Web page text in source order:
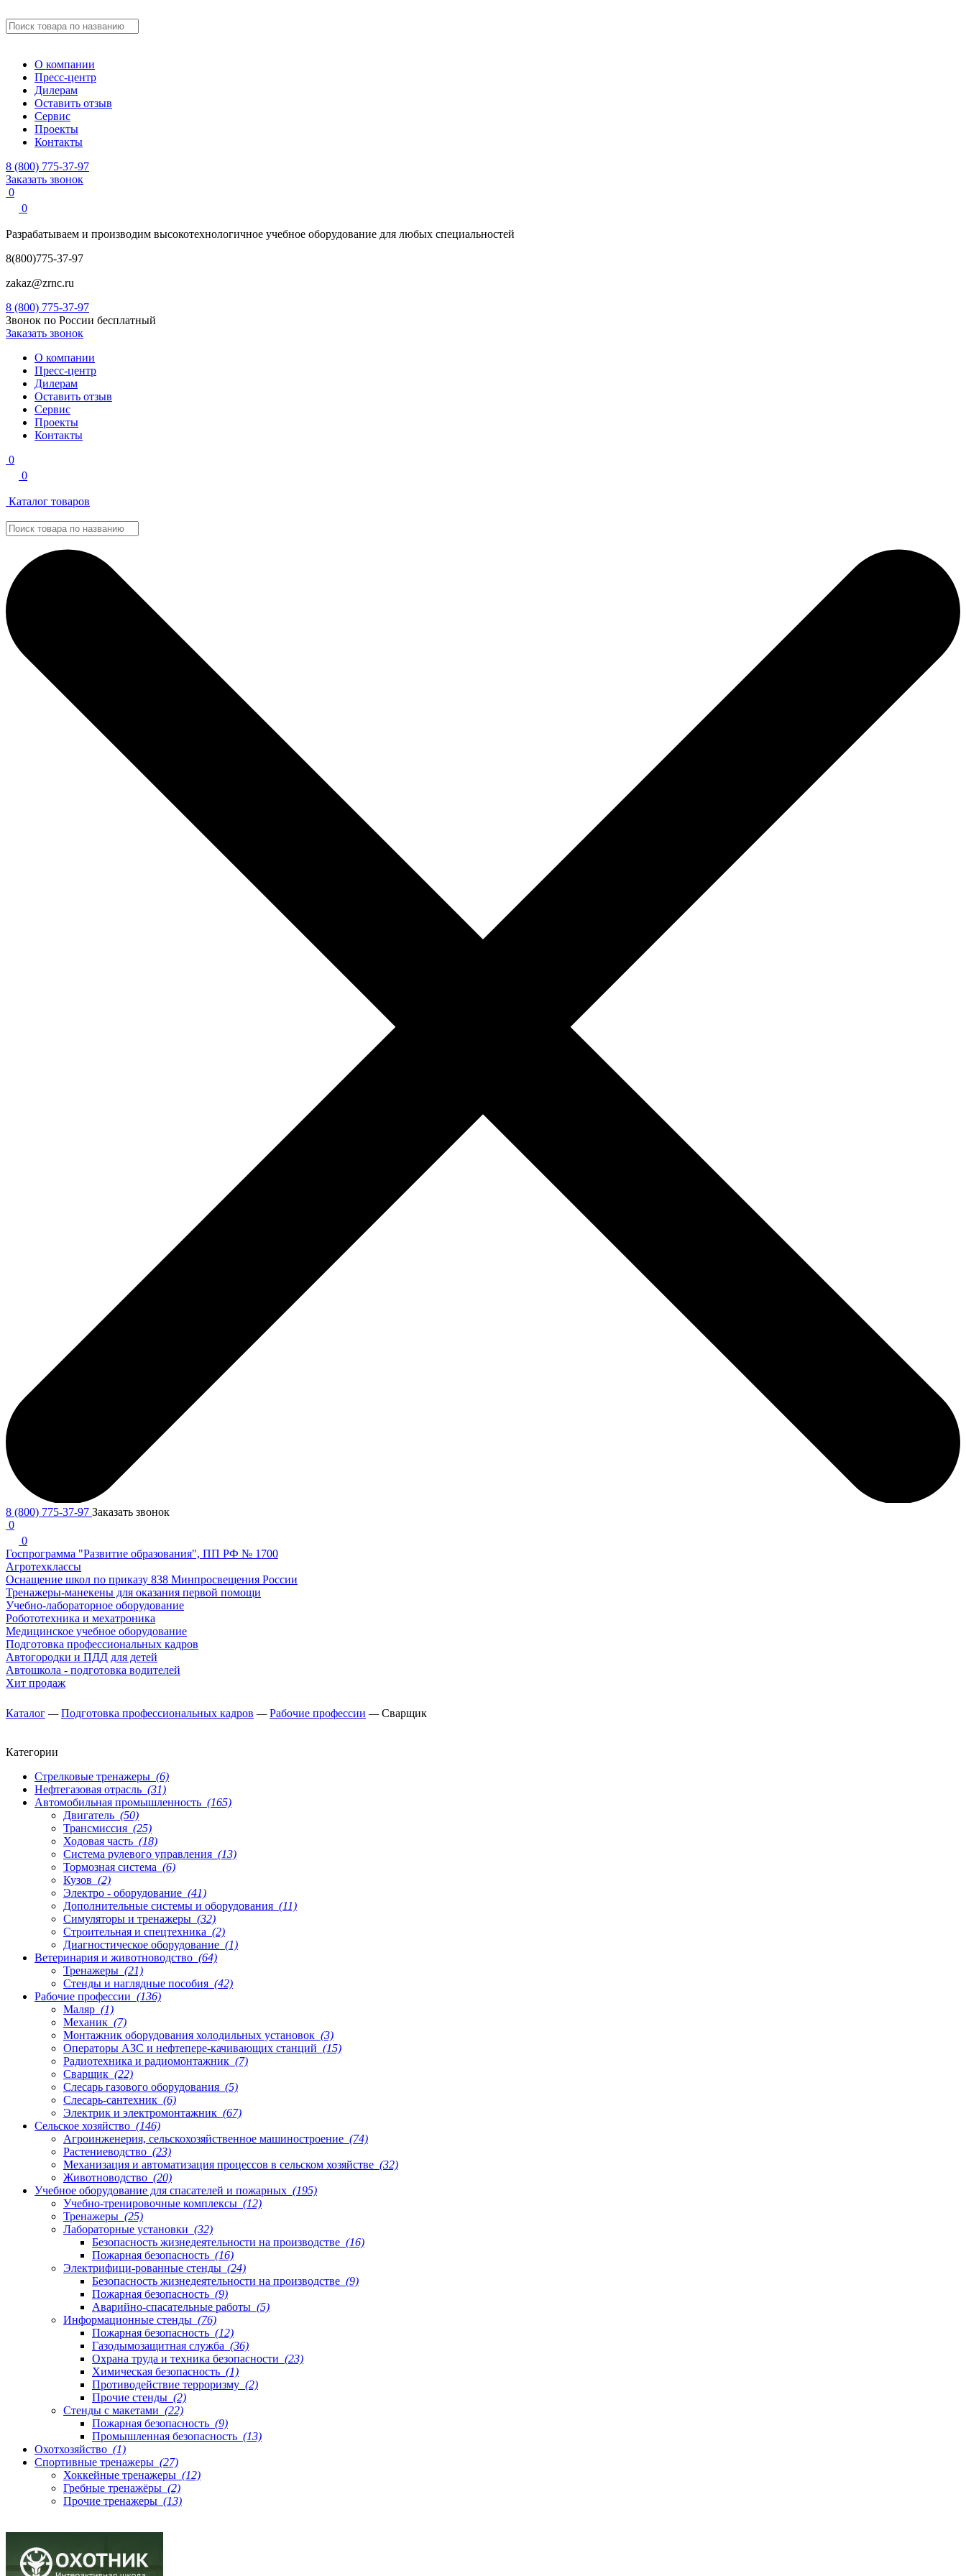
О компании
Пресс-центр
Дилерам
Оставить отзыв
Сервис
Проекты
Контакты
8 (800) 775-37-97
Заказать звонок
0
0
Разрабатываем и производим высокотехнологичное учебное оборудование для любых специальностей
8(800)775-37-97
zakaz@zrnc.ru
8 (800) 775-37-97
Звонок по России бесплатный
Заказать звонок
О компании
Пресс-центр
Дилерам
Оставить отзыв
Сервис
Проекты
Контакты
0
0
Каталог товаров
8 (800) 775-37-97 Заказать звонок
0
0
Госпрограмма "Развитие образования", ПП РФ № 1700
Агротехклассы
Оснащение школ по приказу 838 Минпросвещения России
Тренажеры-манекены для оказания первой помощи
Учебно-лабораторное оборудование
Робототехника и мехатроника
Медицинское учебное оборудование
Подготовка профессиональных кадров
Автогородки и ПДД для детей
Автошкола - подготовка водителей
Хит продаж
Каталог —Подготовка профессиональных кадров —Рабочие профессии —Сварщик
Категории
Стрелковые тренажеры (6)
Нефтегазовая отрасль (31)
Автомобильная промышленность (165)
Двигатель (50)
Трансмиссия (25)
Ходовая часть (18)
Система рулевого управления (13)
Тормозная система (6)
Кузов (2)
Электро - оборудование (41)
Дополнительные системы и оборудования (11)
Симуляторы и тренажеры (32)
Строительная и спецтехника (2)
Диагностическое оборудование (1)
Ветеринария и животноводство (64)
Тренажеры (21)
Стенды и наглядные пособия (42)
Рабочие профессии (136)
Маляр (1)
Механик (7)
Монтажник оборудования холодильных установок (3)
Операторы АЗС и нефтепере-качивающих станций (15)
Радиотехника и радиомонтажник (7)
Сварщик (22)
Слесарь газового оборудования (5)
Слесарь-сантехник (6)
Электрик и электромонтажник (67)
Сельское хозяйство (146)
Агроинженерия, сельскохозяйственное машиностроение (74)
Растениеводство (23)
Механизация и автоматизация процессов в сельском хозяйстве (32)
Животноводство (20)
Учебное оборудование для спасателей и пожарных (195)
Учебно-тренировочные комплексы (12)
Тренажеры (25)
Лабораторные установки (32)
Безопасность жизнедеятельности на производстве (16)
Пожарная безопасность (16)
Электрифици-рованные стенды (24)
Безопасность жизнедеятельности на производстве (9)
Пожарная безопасность (9)
Аварийно-спасательные работы (5)
Информационные стенды (76)
Пожарная безопасность (12)
Газодымозащитная служба (36)
Охрана труда и техника безопасности (23)
Химическая безопасность (1)
Противодействие терроризму (2)
Прочие стенды (2)
Стенды с макетами (22)
Пожарная безопасность (9)
Промышленная безопасность (13)
Охотхозяйство (1)
Спортивные тренажеры (27)
Хоккейные тренажеры (12)
Гребные тренажёры (2)
Прочие тренажеры (13)